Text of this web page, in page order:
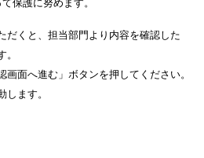
保護に努めます。
だくと、担当部門より内容を確認した
面へ進む」ボタンを押してください。
します。